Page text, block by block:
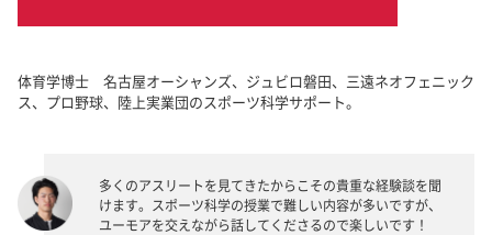
体育学博士 名古屋オーシャンズ、ジュビロ磐田、三遠ネオフェニック
ス、プロ野球、陸上実業団のスポーツ科学サポート。
多くのアスリートを見てきたからこその貴重な経験談を聞
けます。スポーツ科学の授業で難しい内容が多いですが、
ユーモアを交えながら話してくださるので楽しいです！